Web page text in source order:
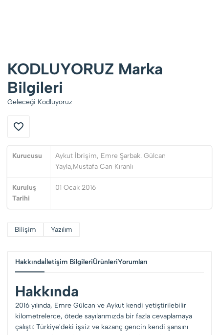
KODLUYORUZ Marka
Bilgileri
Geleceği Kodluyoruz
Kurucusu
Aykut İbrişim, Emre Şarbak. Gülcan
Yayla,Mustafa Can Kıranlı
Kuruluş
Tarihi
01 Ocak 2016
Bilişim Yazılım
Hakkındaİletişim BilgileriÜrünleriYorumları
Hakkında
2016 yılında, Emre Gülcan ve Aykut kendi yetiştirilebilir
kilometrelerce, ötede sayılarımızda bir fazla cevaplamaya
çalıştı: Türkiye'deki işsiz ve kazanç gencin kendi şansını